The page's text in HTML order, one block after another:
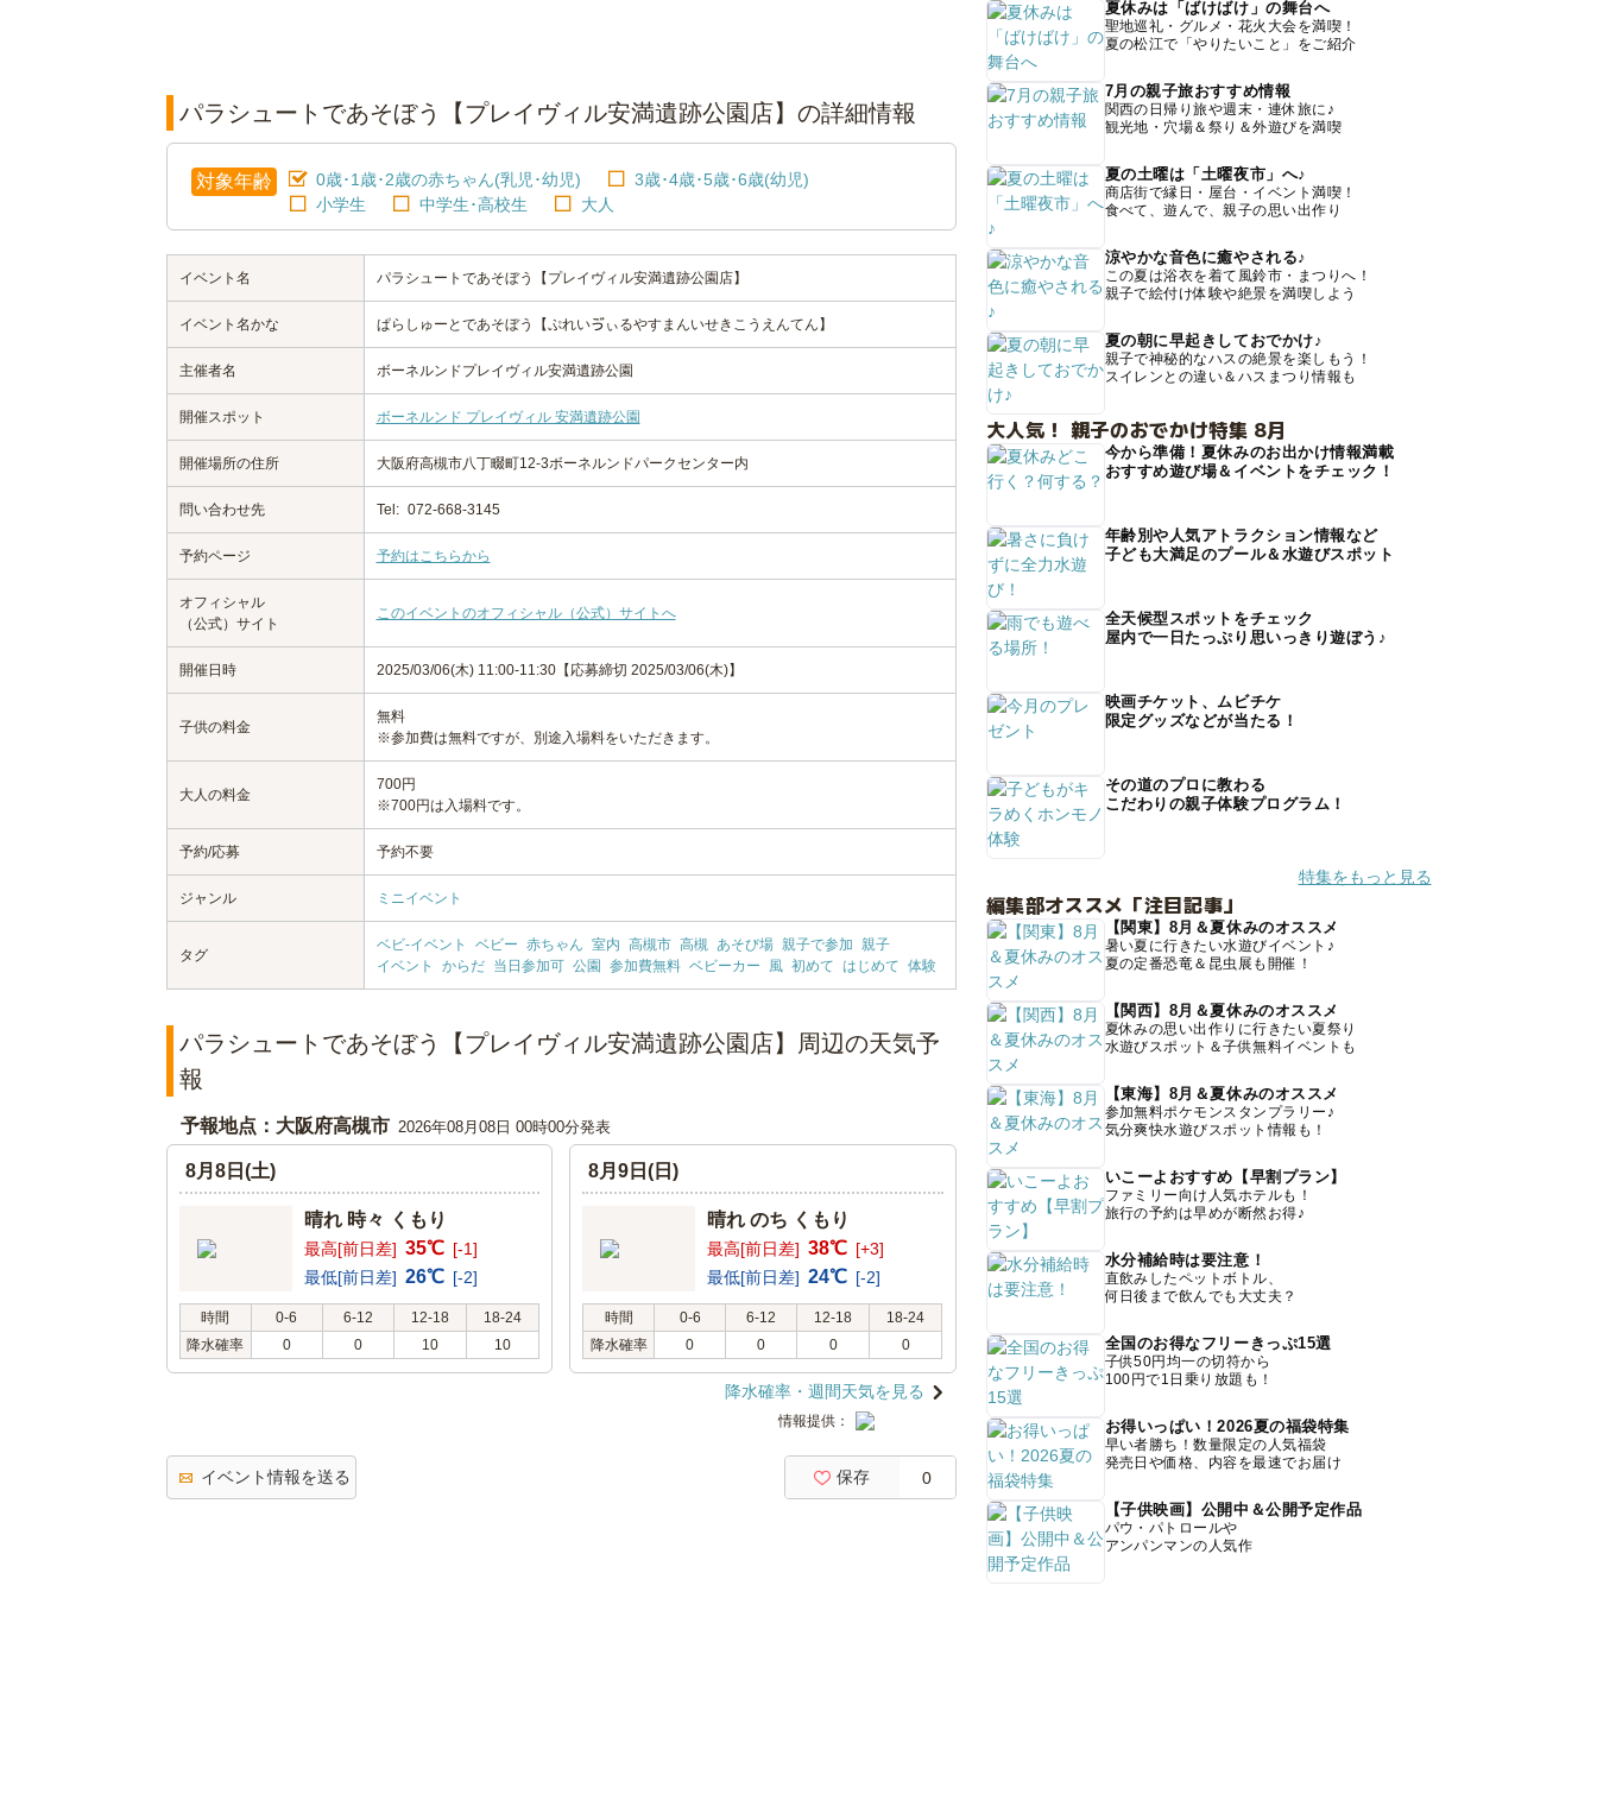
パラシュートであそぼう【プレイヴィル安満遺跡公園店】の詳細情報
対象年齢 0歳･1歳･2歳の赤ちゃん(乳児･幼児)
3歳･4歳･5歳･6歳(幼児)
小学生
中学生･高校生 大人
イベント名 パラシュートであそぼう【プレイヴィル安満遺跡公園店】
イベント名かな ぱらしゅーとであそぼう【ぷれいゔぃるやすまんいせきこうえんてん】
主催者名 ボーネルンドプレイヴィル安満遺跡公園
開催スポット ボーネルンド プレイヴィル 安満遺跡公園
開催場所の住所 大阪府高槻市八丁畷町12-3ボーネルンドパークセンター内
問い合わせ先 Tel: 072-668-3145
予約ページ 予約はこちらから
オフィシャル
（公式）サイト
このイベントのオフィシャル（公式）サイトへ
開催日時 2025/03/06(木) 11:00-11:30【応募締切 2025/03/06(木)】
子供の料金
無料
※参加費は無料ですが、別途入場料をいただきます。
大人の料金
700円
※700円は入場料です。
予約/応募 予約不要
ジャンル ミニイベント
タグ
ベビ-イベント ベビー 赤ちゃん 室内 高槻市 高槻 あそび場 親子で参加 親子
イベント
からだ 当日参加可 公園 参加費無料 ベビーカー 風 初めて はじめて 体験
パラシュートであそぼう【プレイヴィル安満遺跡公園店】周辺の天気予
報
予報地点：大阪府高槻市 2026年08月08日 00時00分発表
8月8日(土)
晴れ 時々 くもり
最高[前日差] 35℃ [-1]
最低[前日差] 26℃ [-2]
時間 0-6 6-12 12-18
18-24
降水確率
0 0 10 10
8月9日(日)
晴れ のち くもり
最高[前日差] 38℃ [+3]
最低[前日差] 24℃ [-2]
時間 0-6 6-12 12-18
18-24
降水確率
0 0 0 0
降水確率・週間天気を見る
情報提供：
イベント情報を送る 保存 0
夏休みは「ばけばけ」の舞台へ
聖地巡礼・グルメ・花火大会を満喫！
夏の松江で「やりたいこと」をご紹介
7月の親子旅おすすめ情報
関西の日帰り旅や週末・連休旅に♪
観光地・穴場＆祭り＆外遊びを満喫
夏の土曜は「土曜夜市」へ♪
商店街で縁日・屋台・イベント満喫！
食べて、遊んで、親子の思い出作り
涼やかな音色に癒やされる♪
この夏は浴衣を着て風鈴市・まつりへ！
親子で絵付け体験や絶景を満喫しよう
夏の朝に早起きしておでかけ♪
親子で神秘的なハスの絶景を楽しもう！
スイレンとの違い＆ハスまつり情報も
大人気！ 親子のおでかけ特集 8月
今から準備！夏休みのお出かけ情報満載
おすすめ遊び場＆イベントをチェック！
年齢別や人気アトラクション情報など
子ども大満足のプール＆水遊びスポット
全天候型スポットをチェック
屋内で一日たっぷり思いっきり遊ぼう♪
映画チケット、ムビチケ
限定グッズなどが当たる！
その道のプロに教わる
こだわりの親子体験プログラム！
特集をもっと見る
編集部オススメ「注目記事」
【関東】8月＆夏休みのオススメ
暑い夏に行きたい水遊びイベント♪
夏の定番恐竜＆昆虫展も開催！
【関西】8月＆夏休みのオススメ
夏休みの思い出作りに行きたい夏祭り
水遊びスポット＆子供無料イベントも
【東海】8月＆夏休みのオススメ
参加無料ポケモンスタンプラリー♪
気分爽快水遊びスポット情報も！
いこーよおすすめ【早割プラン】
ファミリー向け人気ホテルも！
旅行の予約は早めが断然お得♪
水分補給時は要注意！
直飲みしたペットボトル、
何日後まで飲んでも大丈夫？
全国のお得なフリーきっぷ15選
子供50円均一の切符から
100円で1日乗り放題も！
お得いっぱい！2026夏の福袋特集
早い者勝ち！数量限定の人気福袋
発売日や価格、内容を最速でお届け
【子供映画】公開中＆公開予定作品
パウ・パトロールや
アンパンマンの人気作